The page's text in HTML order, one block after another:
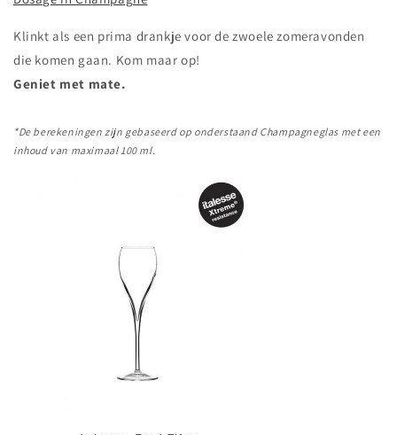
Klinkt als een prima drankje voor de zwoele zomeravonden
die komen gaan. Kom maar op!
Geniet met mate.
*De berekeningen zijn gebaseerd op onderstaand Champagneglas met een
inhoud van maximaal 100 ml.